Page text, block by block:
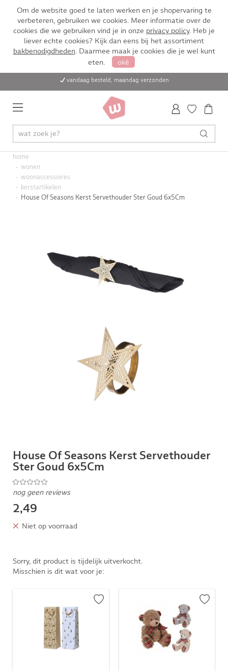
Om de website goed te laten werken en je shopervaring te
verbeteren, gebruiken we cookies. Meer informatie over de
cookies die we gebruiken vind je in onze privacy policy. Heb je
liever echte cookies? Kijk dan eens bij het assortiment
bakbenodigdheden. Daarmee maak je cookies die je wel kunt
eten.
oké
vandaag besteld, maandag verzonden
home
wonen
woonaccessoires
kerstartikelen
House Of Seasons Kerst Servethouder Ster Goud 6x5Cm
House Of Seasons Kerst Servethouder
Ster Goud 6x5Cm
nog geen reviews
2,49
Niet op voorraad
Sorry, dit product is tijdelijk uitverkocht.
Misschien is dit wat voor je: